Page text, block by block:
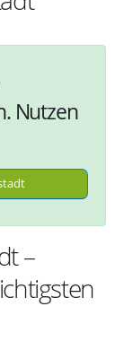
Nutzen
–